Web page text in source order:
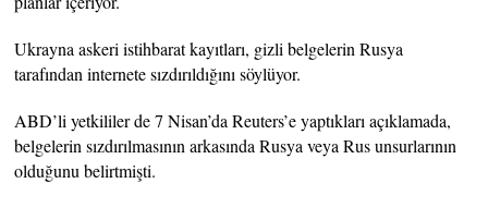
Ukrayna askeri istihbarat kayıtları, gizli belgelerin Rusya
tarafından internete sızdırıldığını söylüyor.
ABD’li yetkililer de 7 Nisan’da Reuters’e yaptıkları açıklamada,
belgelerin sızdırılmasının arkasında Rusya veya Rus unsurlarının
olduğunu belirtmişti.